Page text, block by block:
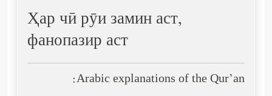
Ҳар чӣ рӯи замин аст,
фанопазир аст
Arabic explanations of the Qur’an: